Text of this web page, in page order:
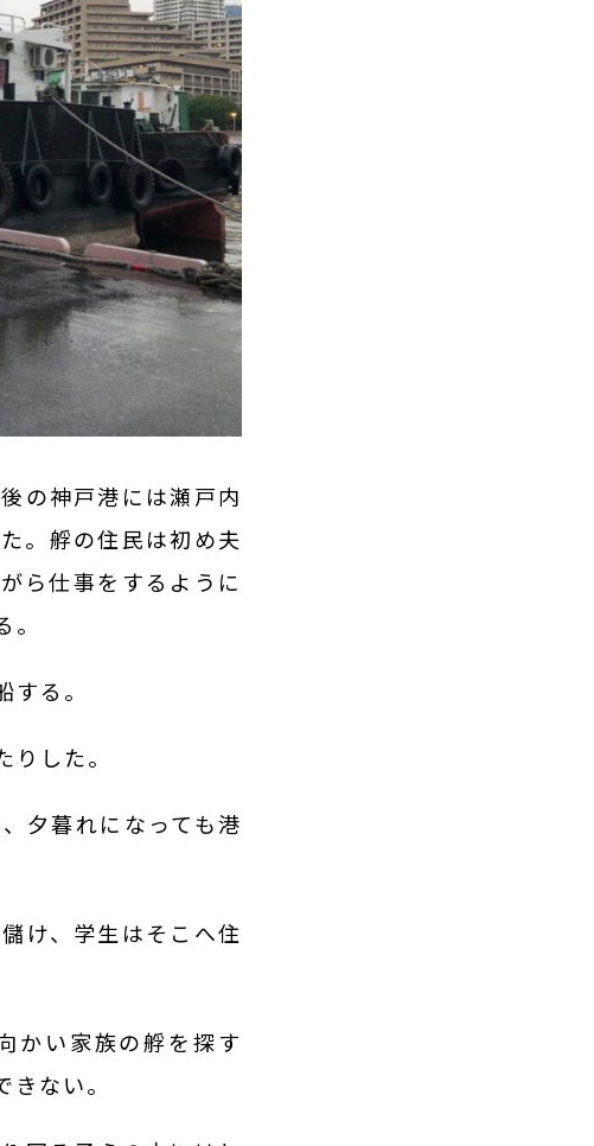
の神戸港には瀬戸内
。艀の住民は初め夫
ら仕事をするように
る。
した。
夕暮れになっても港
け、学生はそこへ住
かい家族の艀を探す
ない。